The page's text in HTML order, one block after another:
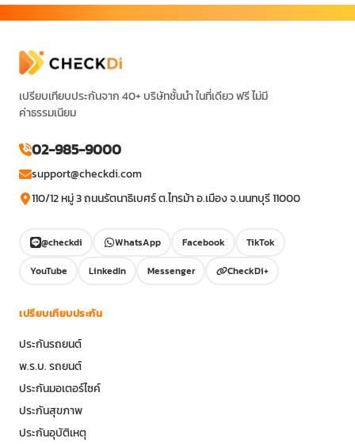
เปรียบเทียบประกันจาก 40+ บริษัทชั้นนำ ในที่เดียว ฟรี ไม่มี
ค่าธรรมเนียม
02-985-9000
support@checkdi.com
110/12 หมู่ 3 ถนนรัตนาธิเบศร์ ต.ไทรม้า อ.เมือง จ.นนทบุรี 11000
@checkdi WhatsApp Facebook
TikTok
YouTube
LinkedIn Messenger CheckDi+
เปรียบเทียบประกัน
ประกันรถยนต์
พ.ร.บ. รถยนต์
ประกันมอเตอร์ไซค์
ประกันสุขภาพ
ประกันอุบัติเหตุ